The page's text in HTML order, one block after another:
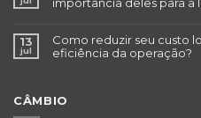
13
jul
Como reduzir seu custo
eficiência da operação?
CÂMBIO